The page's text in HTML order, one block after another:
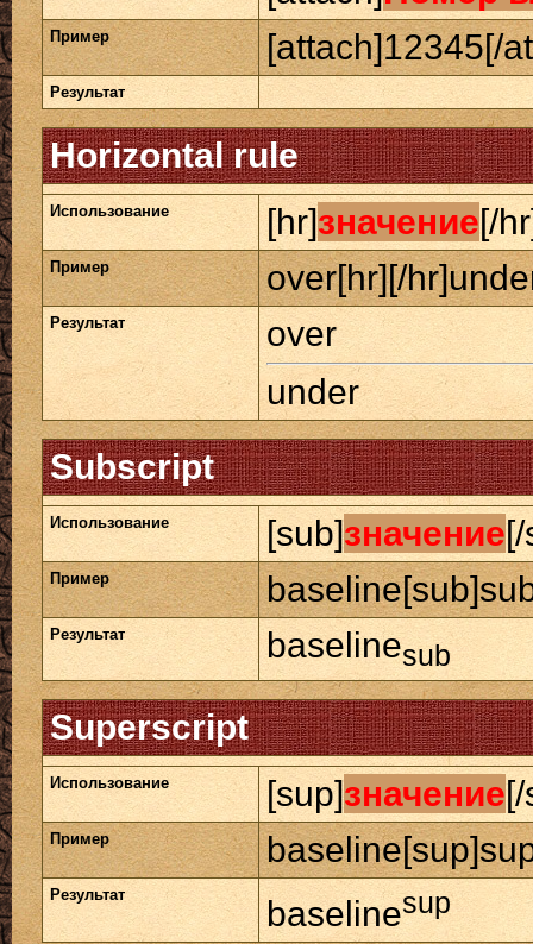
Пример [attach]12345[/
Результат
Horizontal rule
Использование [hr]значение[/
Пример over[hr][/
Результат
over
under
Subscript
Использование [sub]значение
Пример
Результат baselinesub
Superscript
Использование [sup]значение
Пример
Результат baselinesup